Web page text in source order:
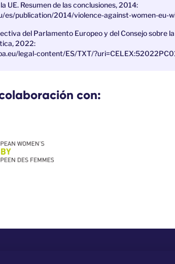
UE. Resumen de las conclusiones, 2014:
es/publication/2014/violence-against-women-eu-
del Parlamento Europeo y del Consejo sobre
2022:
legal-content/ES/TXT/
con: